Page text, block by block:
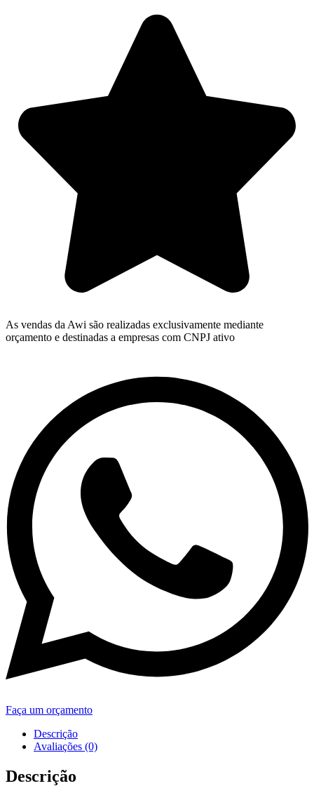
As vendas da Awi são realizadas exclusivamente mediante
orçamento e destinadas a empresas com CNPJ ativo
Faça um orçamento
Descrição
Avaliações (0)
Descrição